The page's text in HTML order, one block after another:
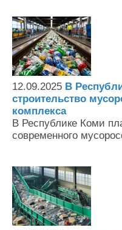
12.09.2025 В
строительство
комплекса
В Республике Коми
современного